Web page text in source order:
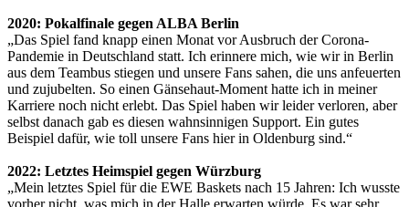
2020: Pokalfinale gegen ALBA Berlin
„Das Spiel fand knapp einen Monat vor Ausbruch der Corona-
Pandemie in Deutschland statt. Ich erinnere mich, wie wir in Berlin
aus dem Teambus stiegen und unsere Fans sahen, die uns anfeuerten
und zujubelten. So einen Gänsehaut-Moment hatte ich in meiner
Karriere noch nicht erlebt. Das Spiel haben wir leider verloren, aber
selbst danach gab es diesen wahnsinnigen Support. Ein gutes
Beispiel dafür, wie toll unsere Fans hier in Oldenburg sind.“
2022: Letztes Heimspiel gegen Würzburg
„Mein letztes Spiel für die EWE Baskets nach 15 Jahren: Ich wusste